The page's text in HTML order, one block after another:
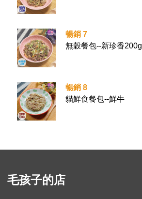
暢銷 7
無穀餐包--新珍香200g
暢銷 8
貓鮮食餐包--鮮牛
毛孩子的店